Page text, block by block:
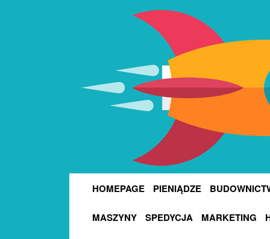
HOMEPAGE PIENIĄDZE
MASZYNY SPEDYCJA MARKETING